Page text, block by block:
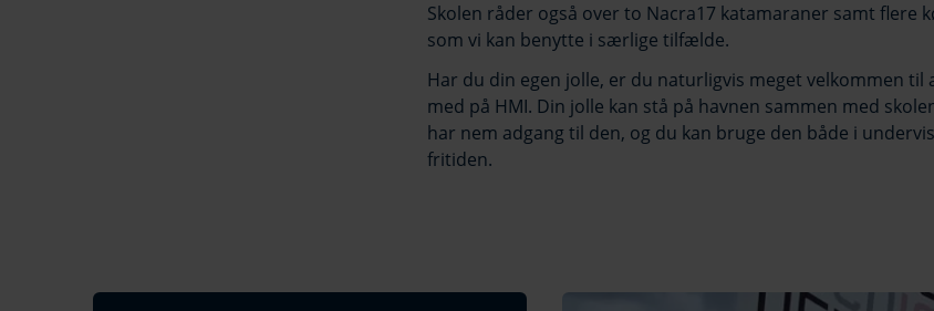
Skolen råder også over to Nacra17 katamaraner samt flere
som vi kan benytte i særlige tilfælde.
Har du din egen jolle, er du naturligvis meget velkommen til
med på HMI. Din jolle kan stå på havnen sammen med
har nem adgang til den, og du kan bruge den både i
fritiden.